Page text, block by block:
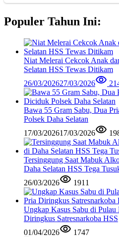
Populer Tahun Ini:
Niat Melerai Cekcok Anak
Selatan HSS Tewas Ditikam
26/03/202627/03/2026
Bawa 55 Gram Sabu, Dua
Polsek Daha Selatan
17/03/202617/03/2026
Tersinggung Saat Mabuk
Daha Selatan HSS Tega
26/03/2026
1911
Ungkap Kasus Sabu di
Diringkus Satresnarkoba HSS
01/04/2026
1747